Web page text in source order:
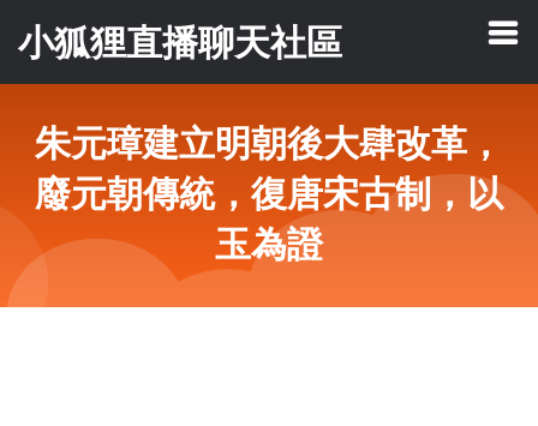
小狐狸直播聊天社區
朱元璋建立明朝後大肆改革，
廢元朝傳統，復唐宋古制，以
玉為證